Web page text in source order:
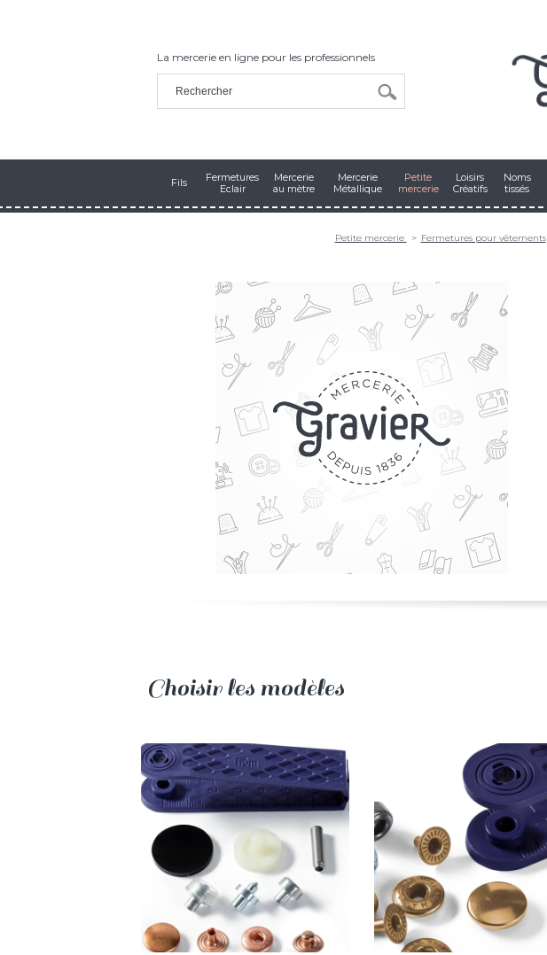
La mercerie en ligne pour les professionnels
Fils
Fermetures
Eclair
Mercerie
au mètre
Mercerie
Métallique
Petite
mercerie
Loisirs
Créatifs
Noms
tissés
Petite mercerie Fermetures pour vêtements
Choisir les modèles